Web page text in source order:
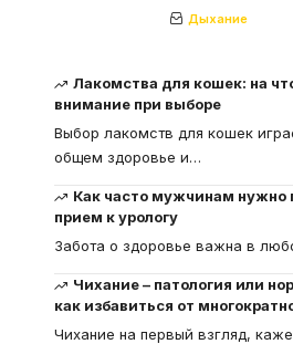
Дыхание
Лакомства для кошек: на
внимание при выборе
Выбор лакомств для кошек
общем здоровье и…
Как часто мужчинам нужно
прием к урологу
Забота о здоровье важна в
Чихание – патология или
как избавиться от
Чихание на первый взгляд,